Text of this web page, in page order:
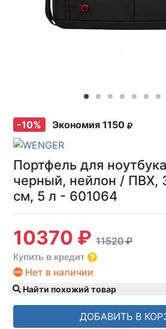
-10% Экономия 1150
Портфель для
черный, нейлон / ПВХ,
см, 5 л - 601064
10370 ₽ 11520 ₽
Купить в кредит
Нет в наличии
Найти похожий товар
ДОБАВИТЬ В